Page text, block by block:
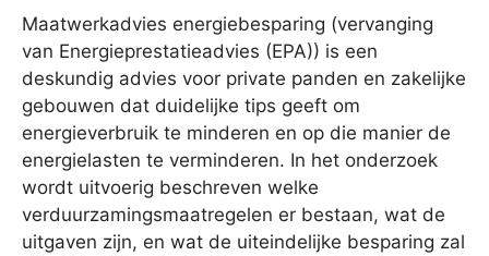
Maatwerkadvies energiebesparing (vervanging
van Energieprestatieadvies (EPA)) is een
deskundig advies voor private panden en zakelijke
gebouwen dat duidelijke tips geeft om
energieverbruik te minderen en op die manier de
energielasten te verminderen. In het onderzoek
wordt uitvoerig beschreven welke
verduurzamingsmaatregelen er bestaan, wat de
uitgaven zijn, en wat de uiteindelijke besparing zal